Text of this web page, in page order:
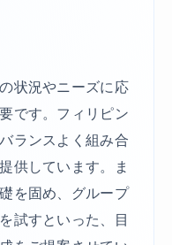
状況やニーズに応
です。フィリピン
ランスよく組み合
供しています。ま
を固め、グループ
試すといった、目